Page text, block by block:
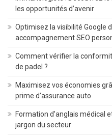
les opportunités d’avenir
Optimisez la visibilité Google
accompagnement SEO
Comment vérifier la
de padel ?
Maximisez vos économies
prime d’assurance auto
Formation d’anglais médical
jargon du secteur